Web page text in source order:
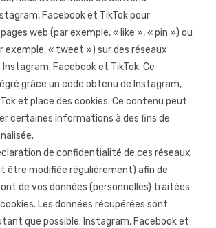
Facebook et TikTok pour
web (par exemple, « like », « pin ») ou
exemple, « tweet ») sur des réseaux
Facebook et TikTok. Ce
grâce un code obtenu de Instagram,
et place des cookies. Ce contenu peut
certaines informations à des fins de
de confidentialité de ces réseaux
être modifiée régulièrement) afin de
de vos données (personnelles) traitées
Les données récupérées sont
que possible. Instagram, Facebook et